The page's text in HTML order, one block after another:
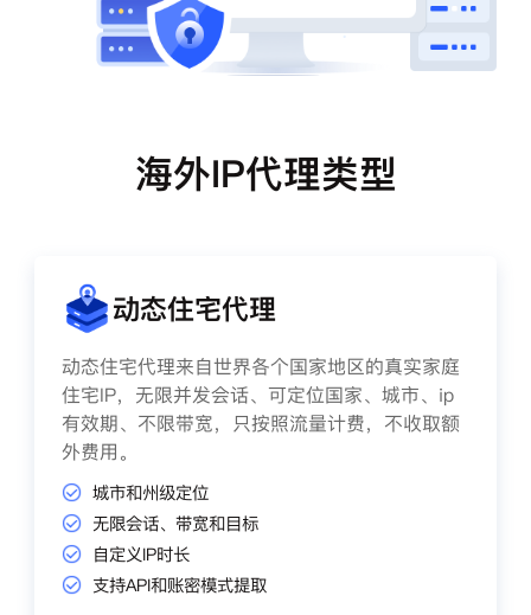
海外IP代理类型
动态住宅代理
动态住宅代理来自世界各个国家地区的真实家庭
住宅IP，无限并发会话、可定位国家、城市、ip
有效期、不限带宽，只按照流量计费，不收取额
外费用。
城市和州级定位
无限会话、带宽和目标
自定义IP时长
支持API和账密模式提取